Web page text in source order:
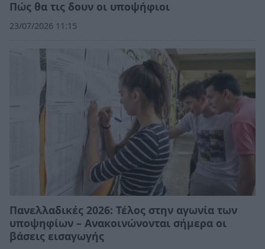
Πώς θα τις δουν οι υποψήφιοι
23/07/2026 11:15
Πανελλαδικές 2026: Τέλος στην αγωνία των
υποψηφίων – Ανακοινώνονται σήμερα οι
βάσεις εισαγωγής